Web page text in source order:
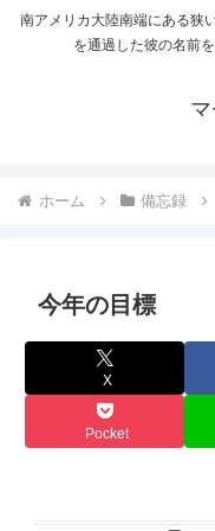
南アメリカ大陸南端にある狭
を通過した彼の名前
ホーム 備忘録
今年の目標
X
Pocket